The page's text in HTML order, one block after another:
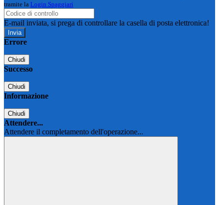
tramite la Login Spaggiari
E-mail inviata, si prega di controllare la casella di posta elettronica!
Errore
Chiudi
Successo
Chiudi
Informazione
Chiudi
Attendere...
Attendere il completamento dell'operazione...